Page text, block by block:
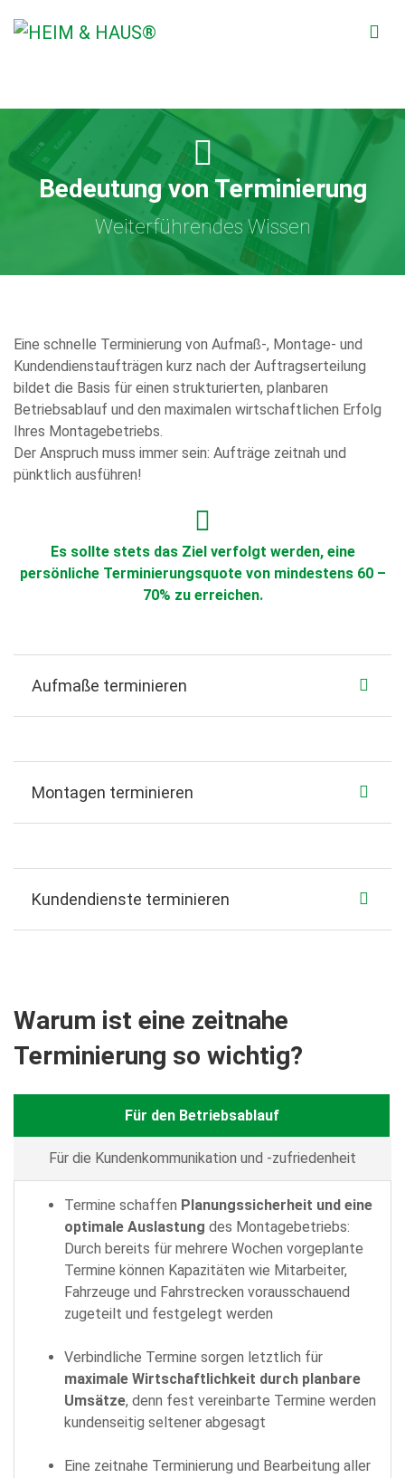
Bedeutung von Terminierung
Weiterführendes Wissen
Eine schnelle Terminierung von Aufmaß-, Montage- und
Kundendienstaufträgen kurz nach der Auftragserteilung
bildet die Basis für einen strukturierten, planbaren
Betriebsablauf und den maximalen wirtschaftlichen Erfolg
Ihres Montagebetriebs.
Der Anspruch muss immer sein: Aufträge zeitnah und
pünktlich ausführen!
Es sollte stets das Ziel verfolgt werden, eine
persönliche Terminierungsquote von mindestens 60 –
70% zu erreichen.
Aufmaße terminieren
Montagen terminieren
Kundendienste terminieren
Warum ist eine zeitnahe
Terminierung so wichtig?
Für den Betriebsablauf
Für die Kundenkommunikation und -zufriedenheit
Termine schaffen Planungssicherheit und eine
optimale Auslastung des Montagebetriebs:
Durch bereits für mehrere Wochen vorgeplante
Termine können Kapazitäten wie Mitarbeiter,
Fahrzeuge und Fahrstrecken vorausschauend
zugeteilt und festgelegt werden
Verbindliche Termine sorgen letztlich für
maximale Wirtschaftlichkeit durch planbare
Umsätze, denn fest vereinbarte Termine werden
kundenseitig seltener abgesagt
Eine zeitnahe Terminierung und Bearbeitung aller